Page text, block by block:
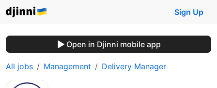
Sign Up
Open in Djinni mobile app
All jobs Management Delivery Manager